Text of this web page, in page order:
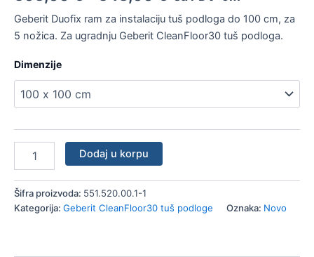
Geberit Duofix ram za instalaciju tuš podloga do 100 cm, za
5 nožica. Za ugradnju Geberit CleanFloor30 tuš podloga.
Dimenzije
Dodaj u korpu
Šifra proizvoda: 551.520.00.1-1
Kategorija: Geberit CleanFloor30 tuš podloge Oznaka: Novo